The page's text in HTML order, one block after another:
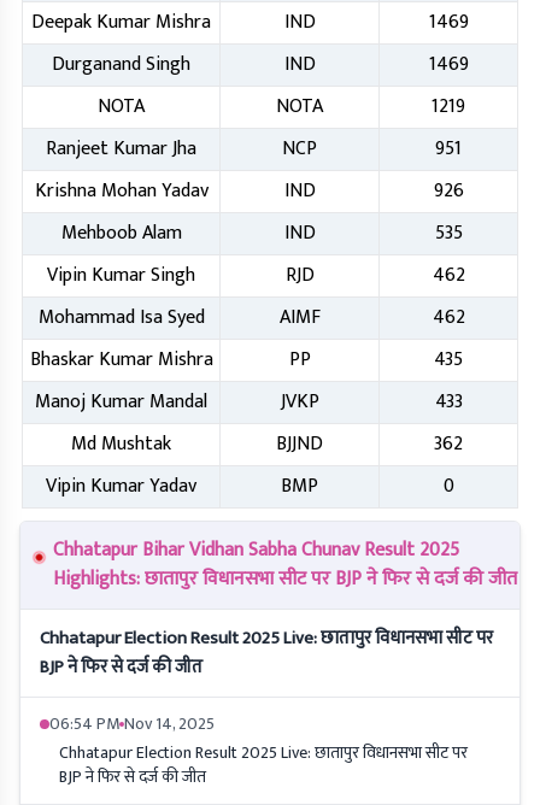
Deepak Kumar Mishra IND
1469
Durganand Singh
IND
1469
NOTA
NOTA
1219
Ranjeet Kumar Jha
NCP
951
Krishna Mohan Yadav
IND
926
Mehboob Alam
IND
535
Vipin Kumar Singh
RJD
462
Mohammad Isa Syed
AIMF
462
Bhaskar Kumar Mishra
PP
435
Manoj Kumar Mandal
JVKP
433
Md Mushtak
BJJND
362
Vipin Kumar Yadav
BMP
0
Chhatapur Bihar Vidhan Sabha Chunav Result 2025
Highlights: छातापुर विधानसभा सीट पर BJP ने फिर से दर्ज की जीत
Chhatapur Election Result 2025 Live: छातापुर विधानसभा सीट पर
BJP ने फिर से दर्ज की जीत
06:54 PMNov 14, 2025
Chhatapur Election Result 2025 Live: छातापुर विधानसभा सीट पर
BJP ने फिर से दर्ज की जीत